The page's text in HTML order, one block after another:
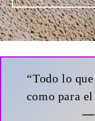
“Todo lo
como para
—